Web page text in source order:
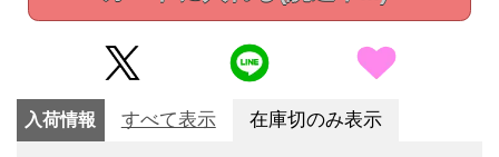
入荷情報 すべて表示 在庫切のみ表示